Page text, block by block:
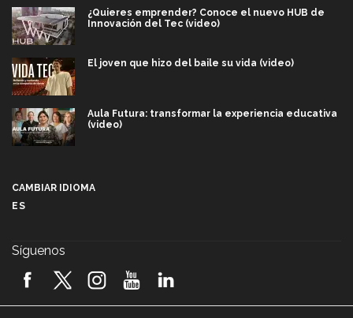
¿Quieres emprender? Conoce el nuevo HUB de
Innovación del Tec (video)
El joven que hizo del baile su vida (video)
Aula Futura: transformar la experiencia educativa
(video)
2026! (video)
CAMBIAR IDIOMA
ES
Síguenos